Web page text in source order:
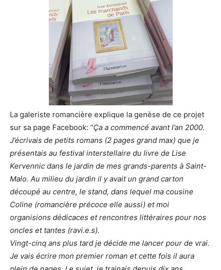
La galeriste romancière explique la genèse de ce projet
sur sa page Facebook: “Ça a commencé avant l’an 2000.
J’écrivais de petits romans (2 pages grand max) que je
présentais au festival interstellaire du livre de Lise
Kervennic dans le jardin de mes grands-parents à Saint-
Malo. Au milieu du jardin il y avait un grand carton
découpé au centre, le stand, dans lequel ma cousine
Coline (romancière précoce elle aussi) et moi
organisions dédicaces et rencontres littéraires pour nos
oncles et tantes (ravi.e.s).
Vingt-cinq ans plus tard je décide me lancer pour de vrai.
Je vais écrire mon premier roman et cette fois il aura